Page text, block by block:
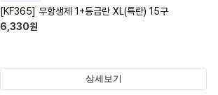
[KF365] 무항생제 1+등급란 XL(특란) 15구
6,330원
상세보기